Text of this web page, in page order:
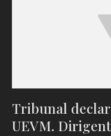
Tribunal
UEVM.